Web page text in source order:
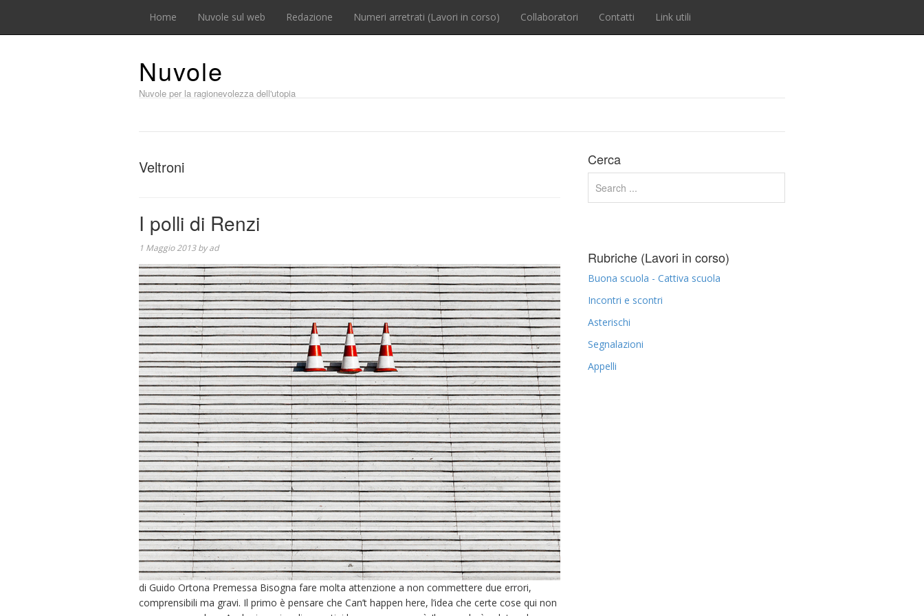
Home Nuvole sul web Redazione Numeri arretrati (Lavori in corso) Collaboratori Contatti Link utili
Nuvole
Nuvole per la ragionevolezza dell'utopia
Veltroni
I polli di Renzi
1 Maggio 2013 byad
di Guido Ortona Premessa Bisogna fare molta attenzione a non commettere due errori,
comprensibili ma gravi. Il primo è pensare che Can’t happen here, l’idea che certe cose qui non
Cerca
Rubriche (Lavori in corso)
Buona scuola - Cattiva scuola
Incontri e scontri
Asterischi
Segnalazioni
Appelli